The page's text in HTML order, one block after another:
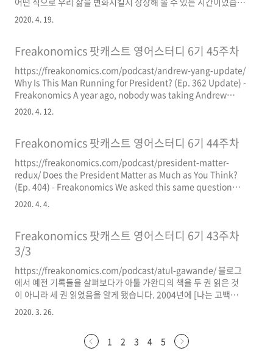
것이 매우 중요할 수 있겠고요. ..
다. 일적으로는 재택 근무가 더 활성화되고 시간 활용도 더 자유롭
게 되길 바라지만, 이건 제 바람일 뿐인 것 같네요. 최소한 한국 사회
속되고 재택 근무가 보편적이 되었을 때 우울이나 외로움 등 정신건
는 별로 공감이 안 됐고요. 팟캐스트에서도 언급되었듯이, 차라리
통근을 위해 굳이 도심과 가까운 곳에 살 필요가 적어지니 집값 거
품 빠지는 데 조금은 일조하지..
2020. 4. 19.
Freakonomics 팟캐스트 영어스터디 6기 45주차
https://freakonomics.com/podcast/andrew-yang-update/
Why Is This Man Running for President? (Ep. 362 Update) -
Freakonomics A year ago, nobody was taking Andrew
Yang very seriously. Now he is America’s favorite entrepre-
nerd, with a candidacy that keeps gaining momentum.
the leader of the Yang Gang and a fresh interview reco
2020. 4. 12.
Freakonomics 팟캐스트 영어스터디 6기 44주차
https://freakonomics.com/podcast/president-matter-
redux/ Does the President Matter as Much as You Think?
(Ep. 404) - Freakonomics We asked this same question
nearly a decade ago. The answer then: probably not. But a
lot has changed since then, and we’re three years into
history. So once again we try to sort out presidential signal
fr freakonomic..
2020. 4. 4.
Freakonomics 팟캐스트 영어스터디 6기 43주차
3/3
https://freakonomics.com/podcast/atul-gawande/ 블로그
에서 예전 기록들을 살펴보다가 아툴 가완디의 책을 두 권 읽은 것
이 아니라 세 권 읽었음을 알게 됐습니다. 2004년에 [나는 고백한
다, 현대의학을]이란 책을 읽었더군요. 추천 표시도 해 놓았을 정도
로 재미있게 봤나 봅니다. 에피소드를 처음부터 끝까지 다 듣기를
세 번 정도 한 것 같습니다. 출퇴근길이 총 2시간인데 1시간 정도를
리스닝에 투자하니 긴 분량을 소화하는 게 크게 어려운 일은 아니네
2020. 3. 26.
1 2 3 4 5